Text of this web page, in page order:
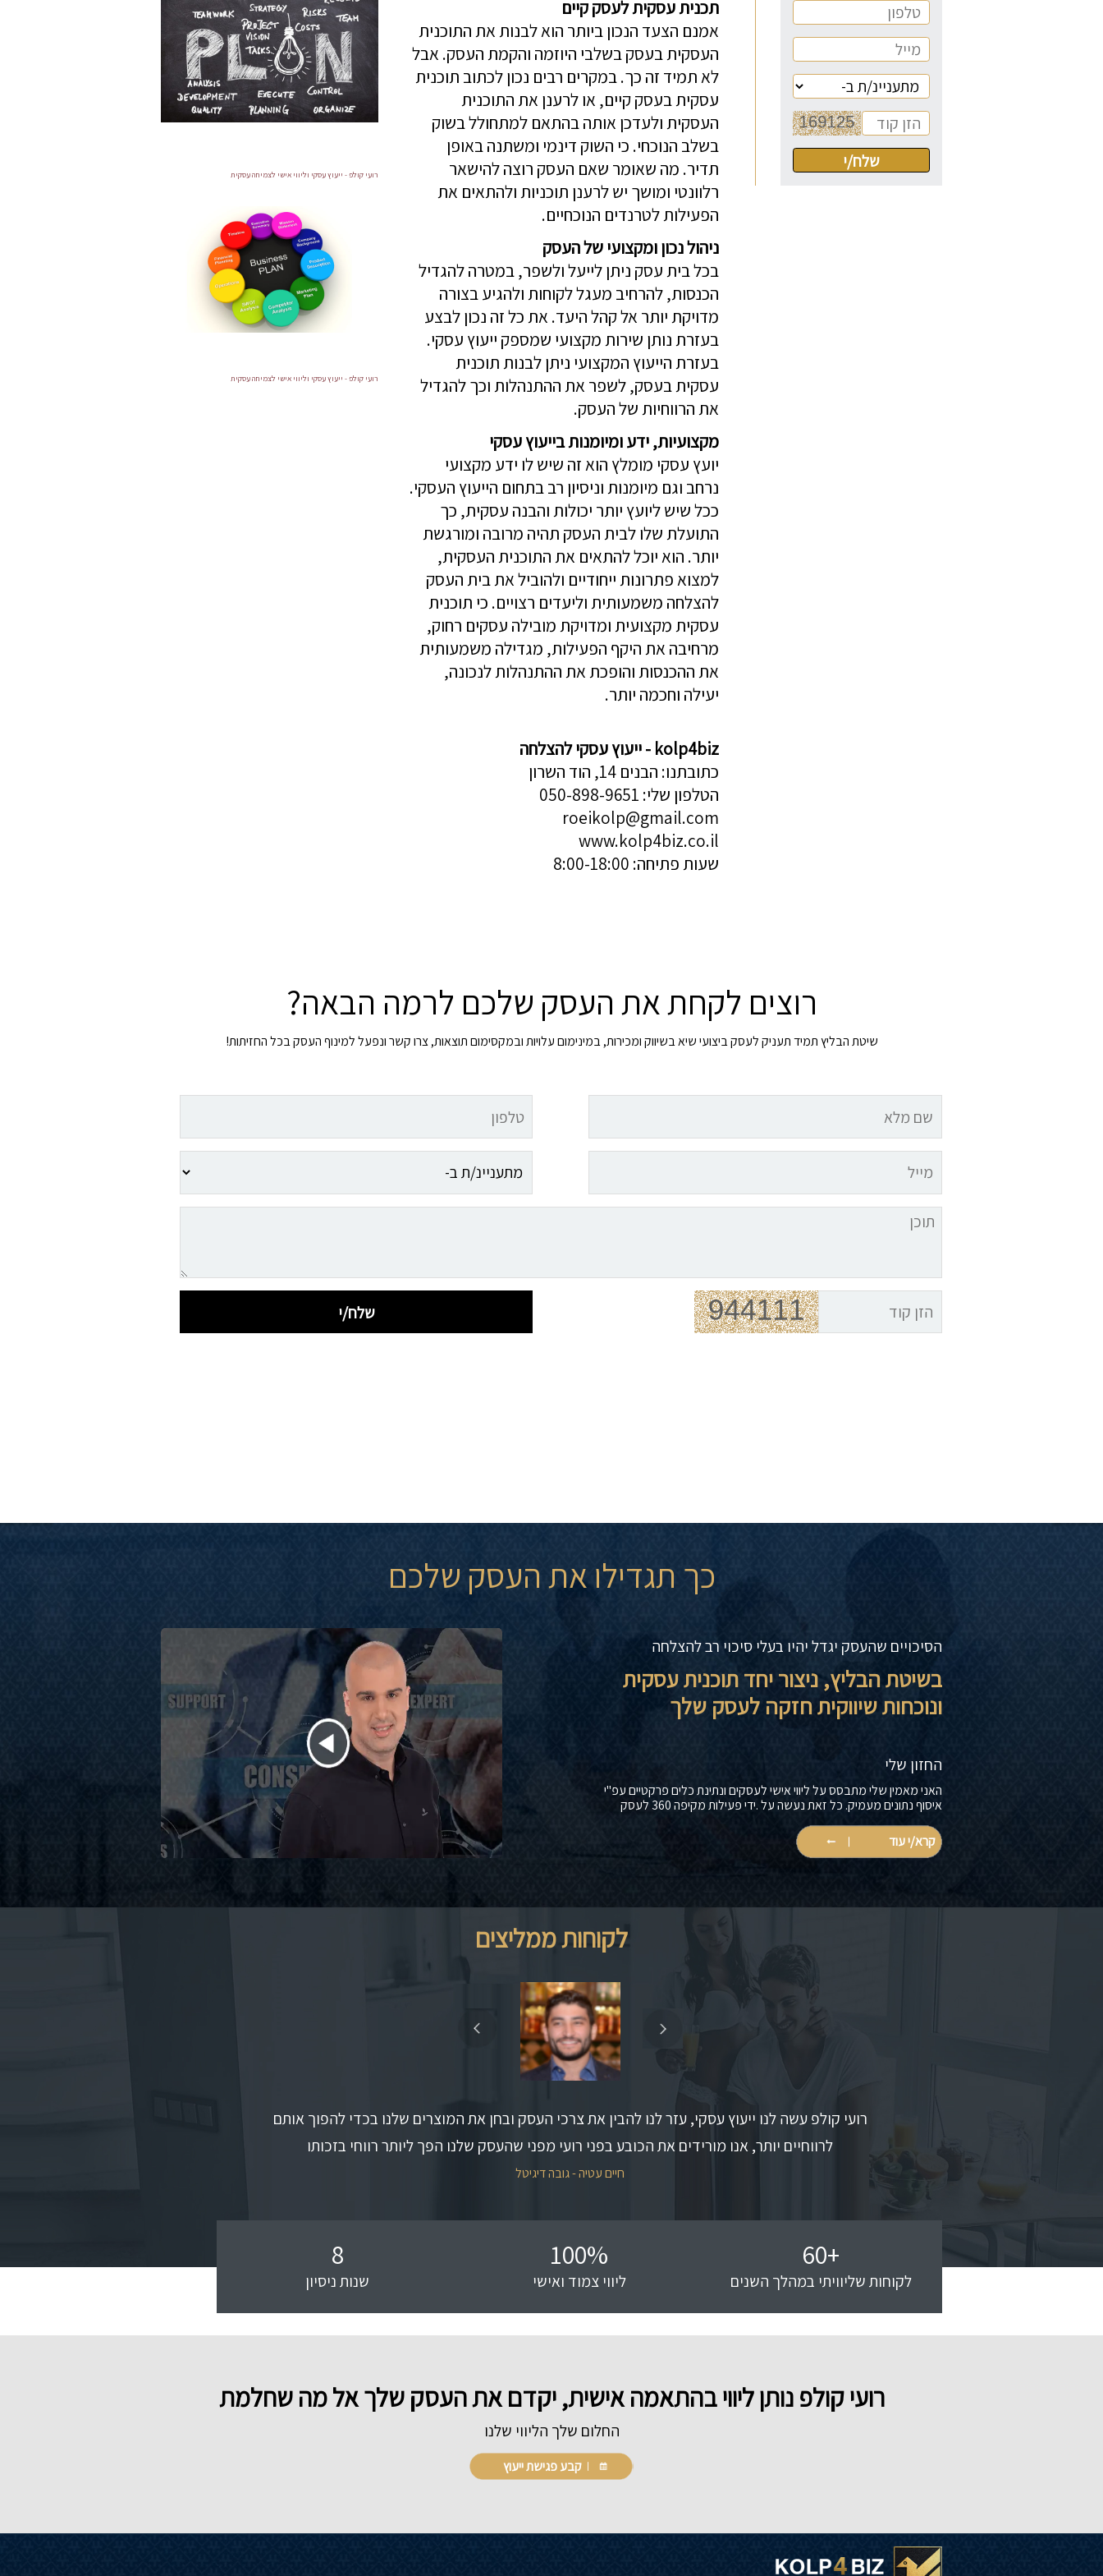
תכנית עסקית לעסק קיים
אמנם הצעד הנכון ביותר הוא לבנות את התוכנית
העסקית בעסק בשלבי היוזמה והקמת העסק. אבל
לא תמיד זה כך. במקרים רבים נכון לכתוב תוכנית
עסקית בעסק קיים, או לרענן את התוכנית
העסקית ולעדכן אותה בהתאם למתחולל בשוק
בשלב הנוכחי. כי השוק דינמי ומשתנה באופן
תדיר. מה שאומר שאם העסק רוצה להישאר
רלוונטי ומושך יש לרענן תוכניות ולהתאים את
הפעילות לטרנדים הנוכחיים.
ניהול נכון ומקצועי של העסק
בכל בית עסק ניתן לייעל ולשפר, במטרה להגדיל
הכנסות, להרחיב מעגל לקוחות ולהגיע בצורה
מדויקת יותר אל קהל היעד. את כל זה נכון לבצע
בעזרת נותן שירות מקצועי שמספק ייעוץ עסקי.
בעזרת הייעוץ המקצועי ניתן לבנות תוכנית
עסקית בעסק, לשפר את ההתנהלות וכך להגדיל
את הרווחיות של העסק.
מקצועיות, ידע ומיומנות בייעוץ עסקי
יועץ עסקי מומלץ הוא זה שיש לו ידע מקצועי
נרחב וגם מיומנות וניסיון רב בתחום הייעוץ העסקי.
ככל שיש ליועץ יותר יכולות והבנה עסקית, כך
התועלת שלו לבית העסק תהיה מרובה ומורגשת
יותר. הוא יוכל להתאים את התוכנית העסקית,
למצוא פתרונות ייחודיים ולהוביל את בית העסק
להצלחה משמעותית וליעדים רצויים. כי תוכנית
עסקית מקצועית ומדויקת מובילה עסקים רחוק,
מרחיבה את היקף הפעילות, מגדילה משמעותית
את ההכנסות והופכת את ההתנהלות לנכונה,
יעילה וחכמה יותר.
kolp4biz - ייעוץ עסקי להצלחה
כתובתנו: הבנים 14, הוד השרון
הטלפון שלי: 050-898-9651
roeikolp@gmail.com
www.kolp4biz.co.il
שעות פתיחה: 8:00-18:00
הגדל תמונה
רועי קולפ - ייעוץ עסקי וליווי אישי לצמיחה עסקית
הגדל תמונה
רועי קולפ - ייעוץ עסקי וליווי אישי לצמיחה עסקית
רוצים לקחת את העסק שלכם לרמה הבאה?
שיטת הבליץ תמיד תעניק לעסק ביצועי שיא בשיווק ומכירות, במינימום עלויות ובמקסימום תוצאות, צרו קשר ונפעל למינוף העסק בכל החזיתות!
כך תגדילו את העסק שלכם
הסיכויים שהעסק יגדל יהיו בעלי סיכוי רב להצלחה
בשיטת הבליץ, ניצור יחד תוכנית עסקית
ונוכחות שיווקית חזקה לעסק שלך
החזון שלי
האני מאמין שלי מתבסס על ליווי אישי לעסקים ונתינת כלים פרקטיים עפ"י
איסוף נתונים מעמיק. כל זאת נעשה על .ידי פעילות מקיפה 360 לעסק
קרא/י עוד
לקוחות ממליצים
רועי קולפ עשה לנו ייעוץ עסקי, עזר לנו להבין את צרכי העסק ובחן את המוצרים שלנו בכדי להפוך אותם
לרווחיים יותר, אנו מורידים את הכובע בפני רועי מפני שהעסק שלנו הפך ליותר רווחי בזכותו
חיים עטיה - גובה דיגיטל
+
60
לקוחות שליוויתי במהלך השנים
%
100
ליווי צמוד ואישי
8
שנות ניסיון
רועי קולפ נותן ליווי בהתאמה אישית, יקדם את העסק שלך אל מה שחלמת
החלום שלך הליווי שלנו
קבע פגישת ייעוץ